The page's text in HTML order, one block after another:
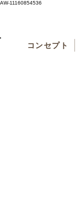
AW-11160854536
コンセプト